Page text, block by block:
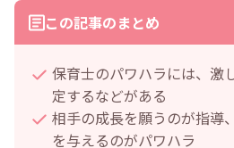
この記事のまとめ
保育士のパワハラには、激
定するなどがある
相手の成長を願うのが指導
を与えるのがパワハラ